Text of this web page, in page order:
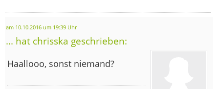
am 10.10.2016 um 19:39 Uhr
... hat chrisska geschrieben:
Haallooo, sonst niemand?